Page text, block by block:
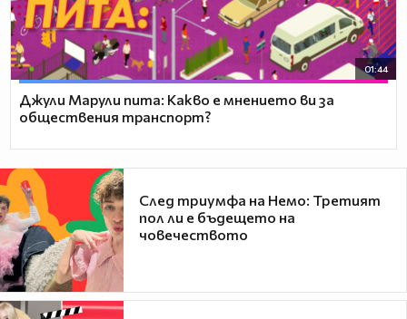
След триумфа на Немо: Третият
пол ли е бъдещето на
човечеството
01:44
Джули Марули пита: Какво е мнението ви за
обществения транспорт?